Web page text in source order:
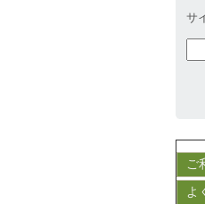
サ
ご
よ